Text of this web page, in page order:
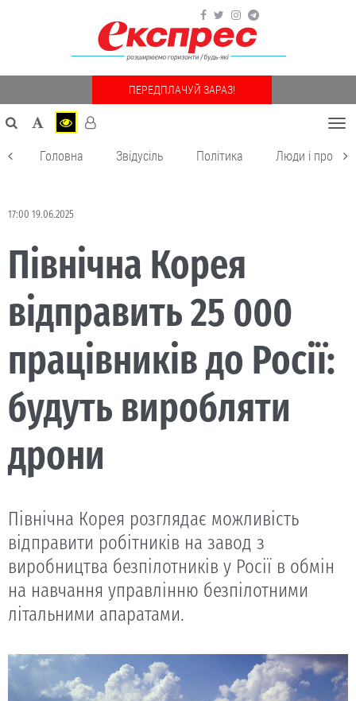
ПЕРЕДПЛАЧУЙ ЗАРАЗ!
Головна Звідусіль Політика Люди і
17:00 19.06.2025
Північна Корея
відправить 25 000
працівників до Росії:
будуть виробляти
дрони
Північна Корея розглядає можливість
відправити робітників на завод з
виробництва безпілотників у Росії в обмін
на навчання управлінню безпілотними
літальними апаратами.